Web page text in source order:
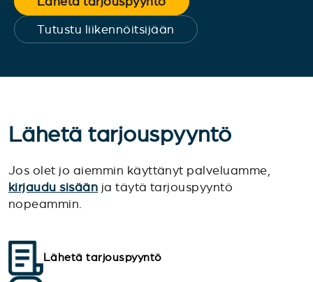
Tutustu liikennöitsijään
Lähetä tarjouspyyntö
Jos olet jo aiemmin käyttänyt palveluamme,
kirjaudu sisään ja täytä tarjouspyyntö
nopeammin.
Lähetä tarjouspyyntö